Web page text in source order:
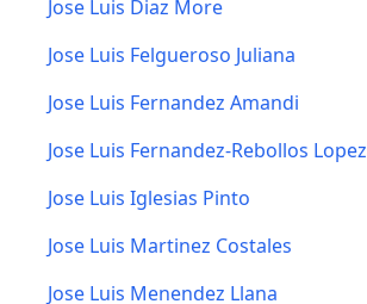
Jose Luis Diaz More
Jose Luis Felgueroso Juliana
Jose Luis Fernandez Amandi
Jose Luis Fernandez-Rebollos Lopez
Jose Luis Iglesias Pinto
Jose Luis Martinez Costales
Jose Luis Menendez Llana